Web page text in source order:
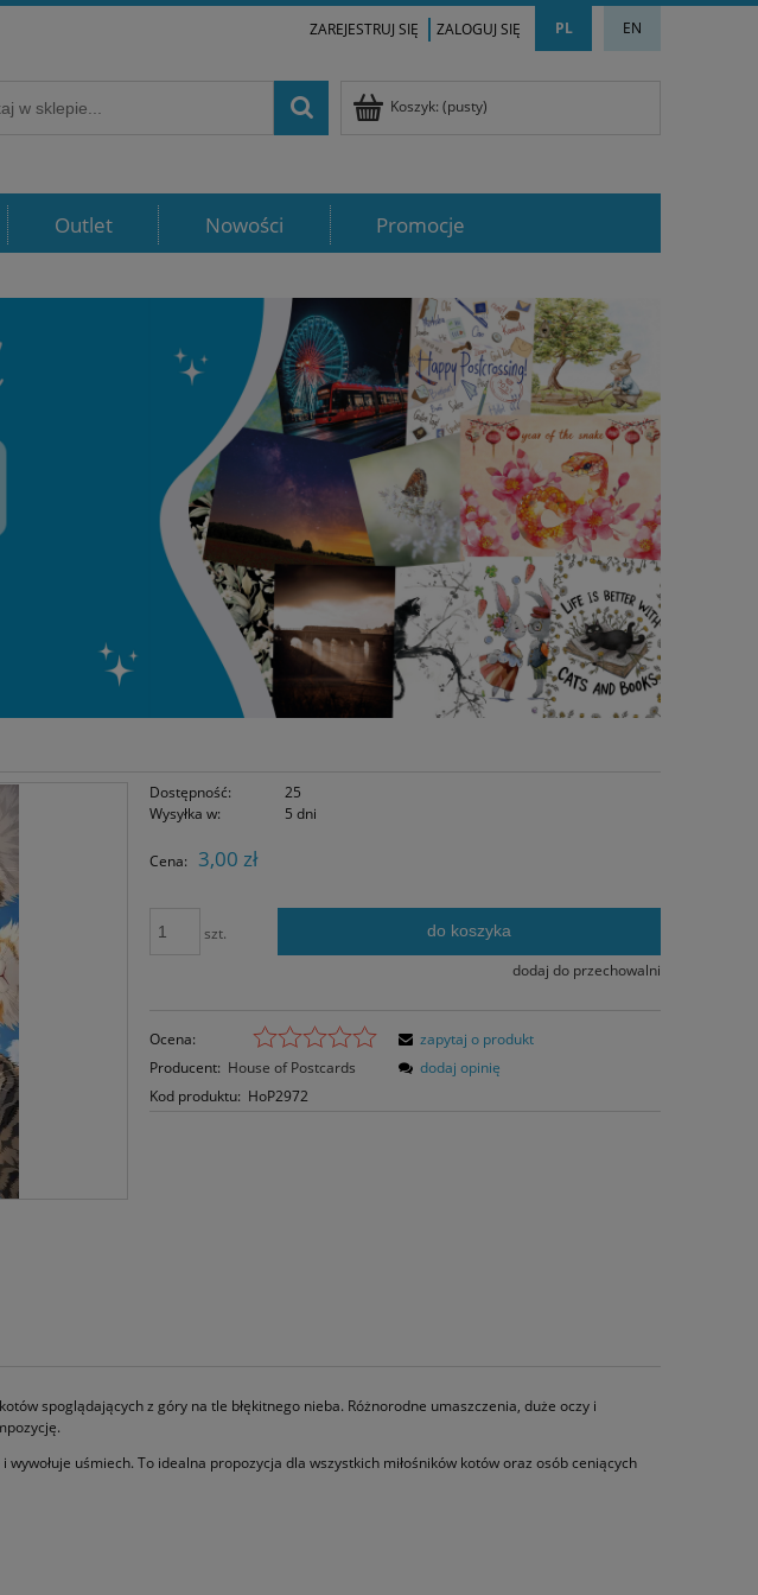
PL EN
ZAREJESTRUJ SIĘ ZALOGUJ SIĘ
Koszyk: (pusty)
Outlet Nowości Promocje
Dostępność:
25
Wysyłka w:
5 dni
Cena: 3,00 zł
szt. do koszyka
dodaj do przechowalni
Ocena:
Producent: House of Postcards
Kod produktu: HoP2972
zapytaj o produkt
dodaj opinię
spoglądających z góry na tle błękitnego nieba. Różnorodne umaszczenia, duże oczy i
uśmiech. To idealna propozycja dla wszystkich miłośników kotów oraz osób ceniących